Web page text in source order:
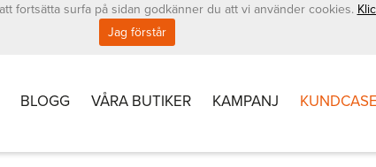
BLOGG VÅRA BUTIKER KAMPANJ KUNDCASE
fortsätta surfa på sidan godkänner du att vi använder cookies.
Jag förstår